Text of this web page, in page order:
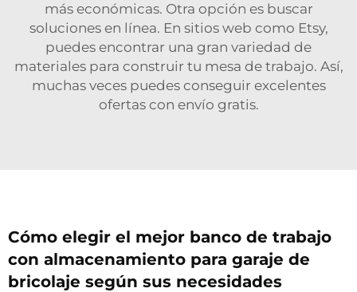
más económicas. Otra opción es buscar
soluciones en línea. En sitios web como Etsy,
puedes encontrar una gran variedad de
materiales para construir tu mesa de trabajo. Así,
muchas veces puedes conseguir excelentes
ofertas con envío gratis.
Cómo elegir el mejor banco de trabajo
con almacenamiento para garaje de
bricolaje según sus necesidades